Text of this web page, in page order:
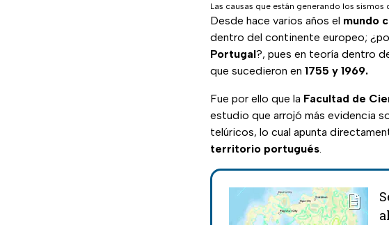
Las causas que están generando los
Desde hace varios años el mundo
dentro del continente europeo;
Portugal?, pues en teoría dentro
que sucedieron en 1755 y 1969.
Fue por ello que la Facultad de
estudio que arrojó más evidencia
telúricos, lo cual apunta
territorio portugués.